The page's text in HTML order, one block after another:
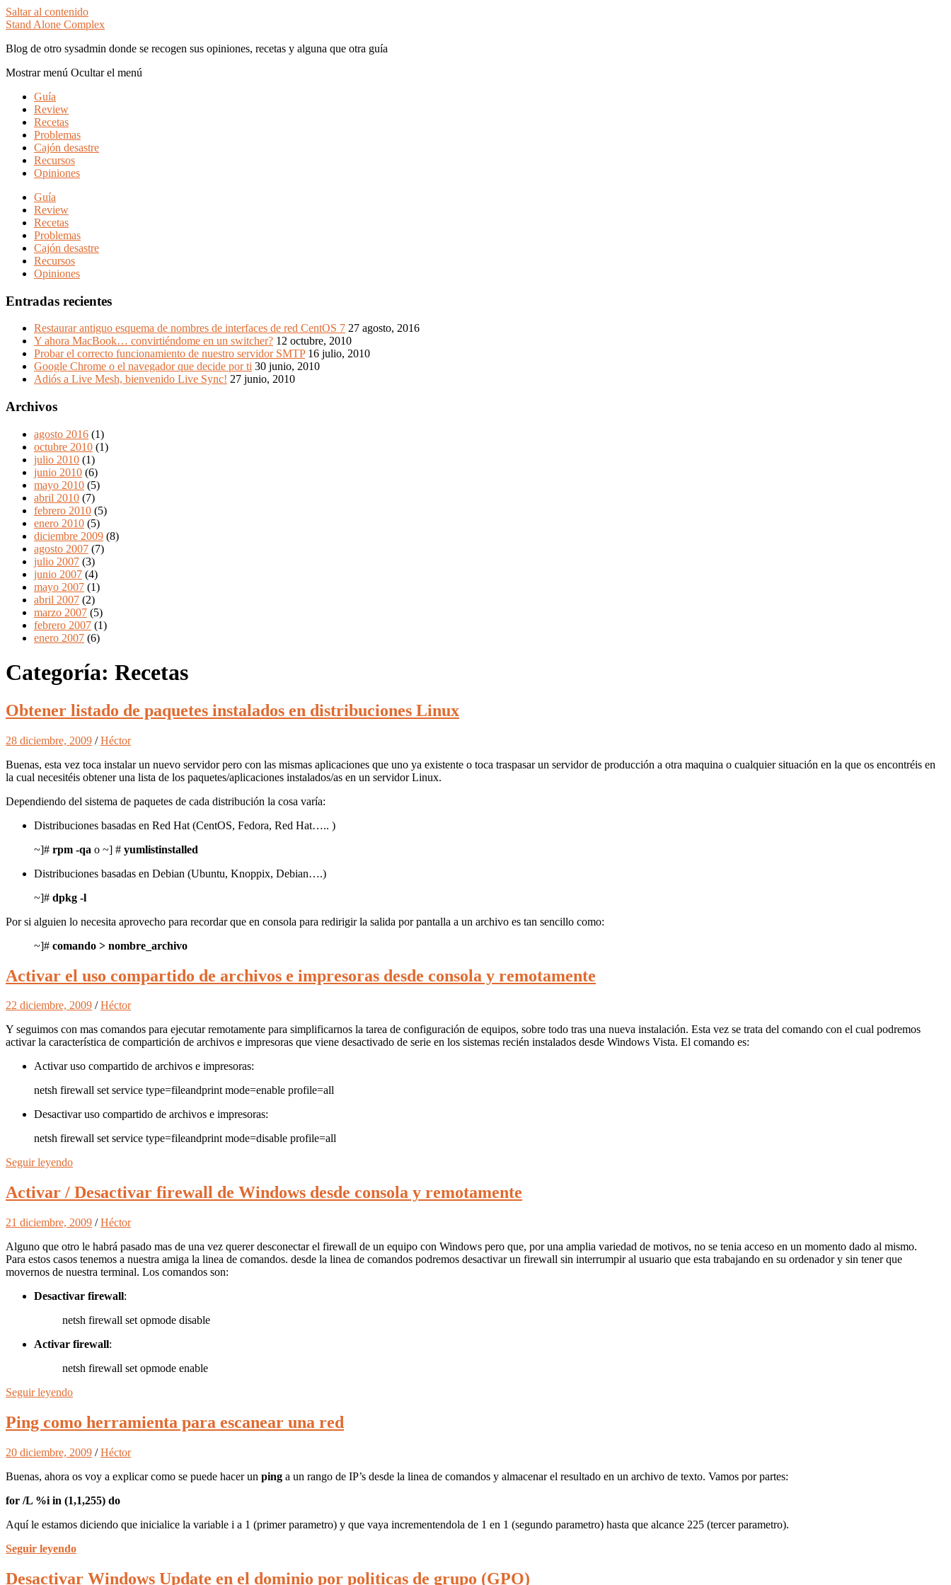
Saltar al contenido
Stand Alone Complex
Blog de otro sysadmin donde se recogen sus opiniones, recetas y alguna que otra guía
Mostrar menú Ocultar el menú
Guía
Review
Recetas
Problemas
Cajón desastre
Recursos
Opiniones
Guía
Review
Recetas
Problemas
Cajón desastre
Recursos
Opiniones
Entradas recientes
Restaurar antiguo esquema de nombres de interfaces de red CentOS 7 27 agosto, 2016
Y ahora MacBook… convirtiéndome en un switcher? 12 octubre, 2010
Probar el correcto funcionamiento de nuestro servidor SMTP 16 julio, 2010
Google Chrome o el navegador que decide por ti 30 junio, 2010
Adiós a Live Mesh, bienvenido Live Sync! 27 junio, 2010
Archivos
agosto 2016 (1)
octubre 2010 (1)
julio 2010 (1)
junio 2010 (6)
mayo 2010 (5)
abril 2010 (7)
febrero 2010 (5)
enero 2010 (5)
diciembre 2009 (8)
agosto 2007 (7)
julio 2007 (3)
junio 2007 (4)
mayo 2007 (1)
abril 2007 (2)
marzo 2007 (5)
febrero 2007 (1)
enero 2007 (6)
Categoría: Recetas
Obtener listado de paquetes instalados en distribuciones Linux
28 diciembre, 2009 /Héctor
Buenas, esta vez toca instalar un nuevo servidor pero con las mismas aplicaciones que uno ya existente o toca traspasar un servidor de producción a otra maquina o cualquier situación en la que os encontréis en
la cual necesitéis obtener una lista de los paquetes/aplicaciones instalados/as en un servidor Linux.
Dependiendo del sistema de paquetes de cada distribución la cosa varía:
Distribuciones basadas en Red Hat (CentOS, Fedora, Red Hat….. )
~]# rpm -qa o ~] # yumlistinstalled
Distribuciones basadas en Debian (Ubuntu, Knoppix, Debian….)
~]# dpkg -l
Por si alguien lo necesita aprovecho para recordar que en consola para redirigir la salida por pantalla a un archivo es tan sencillo como:
~]# comando > nombre_archivo
Activar el uso compartido de archivos e impresoras desde consola y remotamente
22 diciembre, 2009 /Héctor
Y seguimos con mas comandos para ejecutar remotamente para simplificarnos la tarea de configuración de equipos, sobre todo tras una nueva instalación. Esta vez se trata del comando con el cual podremos
activar la característica de compartición de archivos e impresoras que viene desactivado de serie en los sistemas recién instalados desde Windows Vista. El comando es:
Activar uso compartido de archivos e impresoras:
netsh firewall set service type=fileandprint mode=enable profile=all
Desactivar uso compartido de archivos e impresoras:
netsh firewall set service type=fileandprint mode=disable profile=all
Seguir leyendo
Activar / Desactivar firewall de Windows desde consola y remotamente
21 diciembre, 2009 /Héctor
Alguno que otro le habrá pasado mas de una vez querer desconectar el firewall de un equipo con Windows pero que, por una amplia variedad de motivos, no se tenia acceso en un momento dado al mismo.
Para estos casos tenemos a nuestra amiga la linea de comandos. desde la linea de comandos podremos desactivar un firewall sin interrumpir al usuario que esta trabajando en su ordenador y sin tener que
movernos de nuestra terminal. Los comandos son:
Desactivar firewall:
netsh firewall set opmode disable
Activar firewall:
netsh firewall set opmode enable
Seguir leyendo
Ping como herramienta para escanear una red
20 diciembre, 2009 /Héctor
Buenas, ahora os voy a explicar como se puede hacer un ping a un rango de IP’s desde la linea de comandos y almacenar el resultado en un archivo de texto. Vamos por partes:
for /L %i in (1,1,255) do
Aquí le estamos diciendo que inicialice la variable i a 1 (primer parametro) y que vaya incrementendola de 1 en 1 (segundo parametro) hasta que alcance 225 (tercer parametro).
Seguir leyendo
Desactivar Windows Update en el dominio por politicas de grupo (GPO)